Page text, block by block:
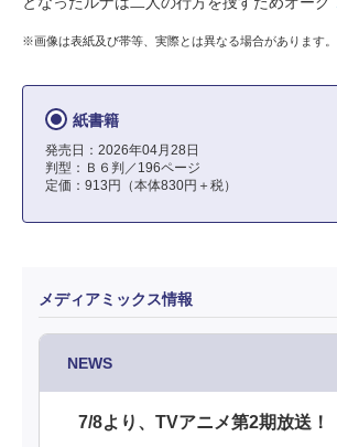
※画像は表紙及び帯等、実際とは異なる場合があります。
紙書籍
発売日：2026年04月28日
判型：Ｂ６判／196ページ
定価：913円（本体830円＋税）
メディアミックス情報
NEWS
7/8より、TVアニメ第2期放送！